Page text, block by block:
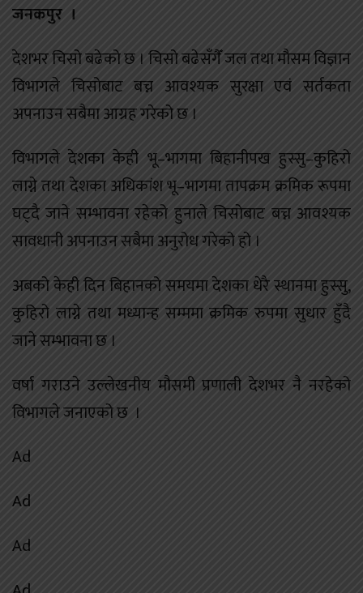
जनकपुर ।
देशभर चिसो बढेको छ । चिसो बढेसँगैँ जल तथा मौसम विज्ञान
विभागले चिसोबाट बच्न आवश्यक सुरक्षा एवं सर्तकता
अपनाउन सबैमा आग्रह गरेको छ ।
विभागले देशका केही भू–भागमा बिहानीपख हुस्सु–कुहिरो
लाग्ने तथा देशका अधिकांश भू–भागमा तापक्रम क्रमिक रूपमा
घट्दै जाने सम्भावना रहेको हुनाले चिसोबाट बच्न आवश्यक
सावधानी अपनाउन सबैमा अनुरोध गरेको हो ।
अबको केही दिन बिहानको समयमा देशका धेरै स्थानमा हुस्सु,
कुहिरो लाग्ने तथा मध्यान्ह सम्ममा क्रमिक रुपमा सुधार हुँदै
जाने सम्भावना छ ।
वर्षा गराउने उल्लेखनीय मौसमी प्रणाली देशभर नै नरहेको
विभागले जनाएको छ ।
Ad
Ad
Ad